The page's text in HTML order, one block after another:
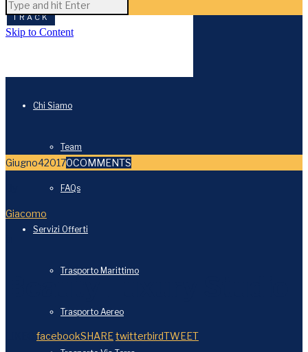
Chi Siamo
Team
FAQs
Servizi Offerti
Trasporto Marittimo
Trasporto Aereo
Skip to Content
Giugno420170COMMENTS
Giacomo
facebookSHAREtwitterbirdTWEET